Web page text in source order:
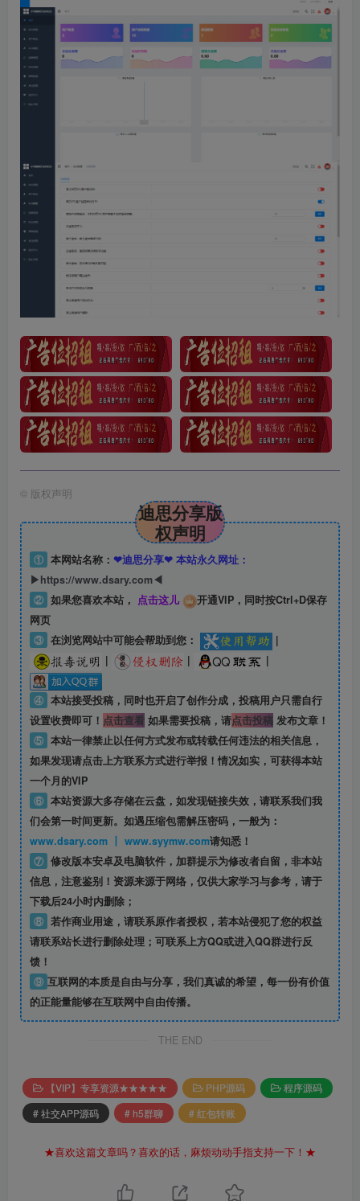
© 版权声明
迪思分享版
权声明
① 本网站名称： ❤迪思分享❤ 本站永久网址：
▶https://www.dsary.com◀
② 如果您喜欢本站， 点击这儿
开通VIP，同时按Ctrl+D保存
网页
③ 在浏览网站中可能会帮助到您：
|
|
| |
④ 本站接受投稿，同时也开启了创作分成，投稿用户只需自行
设置收费即可！ 点击查看如果需要投稿，请点击投稿发布文章！
⑤ 本站一律禁止以任何方式发布或转载任何违法的相关信息，
如果发现请点击上方联系方式进行举报！情况如实，可获得本站
一个月的VIP
⑥ 本站资源大多存储在云盘，如发现链接失效，请联系我们我
们会第一时间更新。如遇压缩包需解压密码，一般为：
www.dsary.com 丨 www.syymw.com请知悉！
⑦ 修改版本安卓及电脑软件，加群提示为修改者自留， 非本站
信息，注意鉴别！资源来源于网络，仅供大家学习与参考，请于
下载后24小时内删除；
⑧ 若作商业用途，请联系原作者授权，若本站侵犯了您的权益
请联系站长进行删除处理；可联系上方QQ或进入QQ群进行反
馈！
⑨ 互联网的本质是自由与分享，我们真诚的希望，每一份有价值
的正能量能够在互联网中自由传播。
THE END
【VIP】专享资源★★★★★ PHP源码
程序源码
# 社交APP源码
# h5群聊 # 红包转账
★喜欢这篇文章吗？喜欢的话，麻烦动动手指支持一下！★